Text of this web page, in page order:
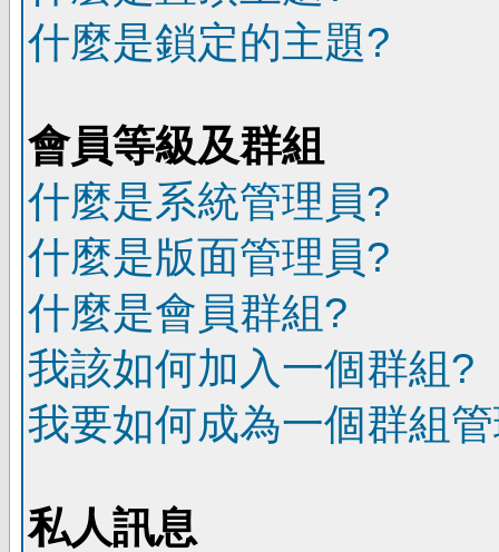
什麼是鎖定的主題?
會員等級及群組
什麼是系統管理員?
什麼是版面管理員?
什麼是會員群組?
我該如何加入一個群組?
我要如何成為一個群組
私人訊息